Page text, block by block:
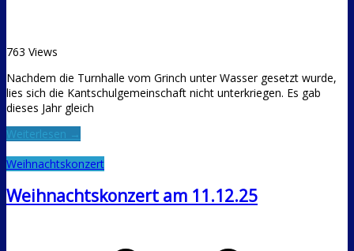
763 Views
Nachdem die Turnhalle vom Grinch unter Wasser gesetzt wurde,
lies sich die Kantschulgemeinschaft nicht unterkriegen. Es gab
dieses Jahr gleich
Weiterlesen →
Weihnachtskonzert
Weihnachtskonzert am 11.12.25